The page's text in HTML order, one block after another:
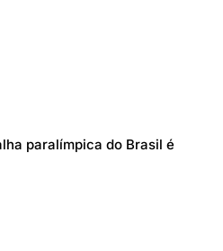
paralímpica do Brasil é